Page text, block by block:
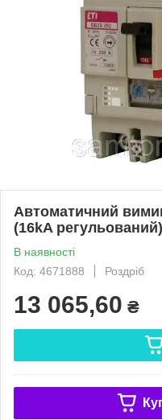
Автоматичний
(16kA
В наявності
Код: 4671888
Роздріб
13 065,60 ₴